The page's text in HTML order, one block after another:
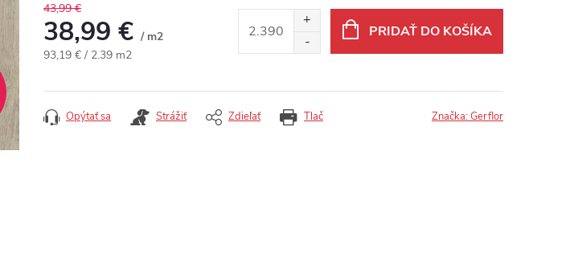
43,99 €
38,99 € / m2
Jednotková cena:
93,19 € / 2.39 m2
PRIDAŤ DO KOŠÍKA
Tlač
Opýtať sa Strážiť Zdieľať Značka:Gerflor